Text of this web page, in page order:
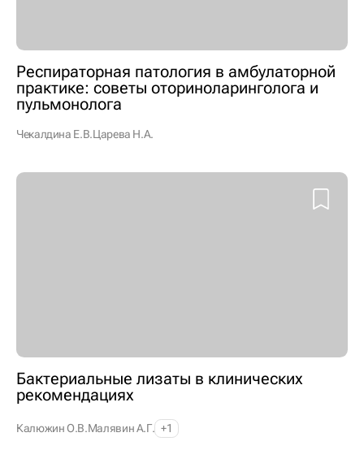
Респираторная патология в амбулаторной
практике: советы оториноларинголога и
пульмонолога
Чекалдина Е.В.Царева Н.А.
Бактериальные лизаты в клинических
рекомендациях
Калюжин О.В.Малявин А.Г. +1